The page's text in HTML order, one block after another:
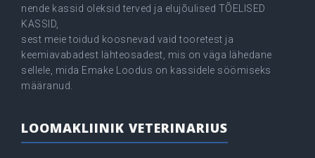
nende kassid oleksid terved ja elujõulised TÕELISED
KASSID,
sest meie toidud koosnevad vaid tooretest ja
keemiavabadest lähteosadest, mis on väga lähedane
sellele, mida Emake Loodus on kassidele söömiseks
määranud.
LOOMAKLIINIK VETERINARIUS